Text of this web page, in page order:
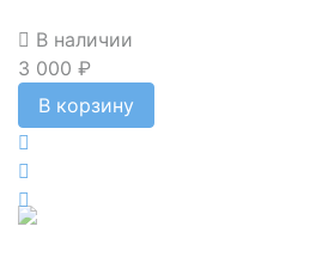
В наличии
3 000 ₽
В корзину